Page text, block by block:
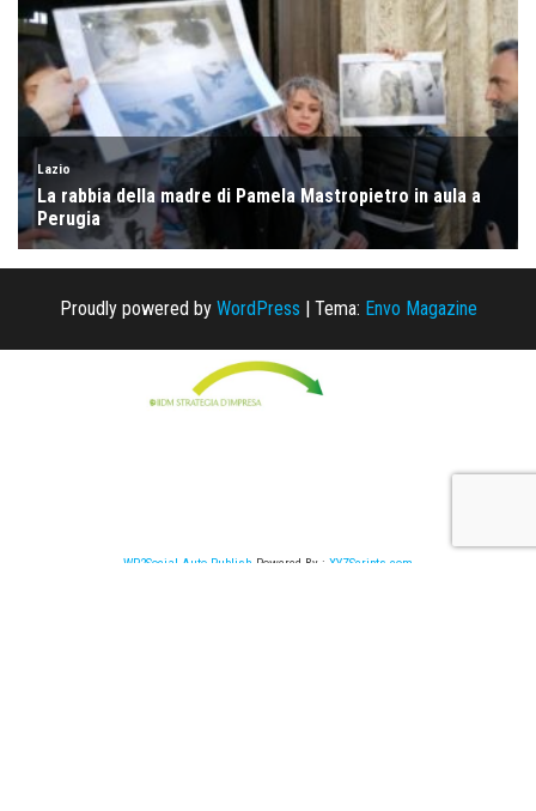
Proudly powered by WordPress Tema: Envo Magazine
WP2Social Auto Publish Powered By : XYZScripts.com